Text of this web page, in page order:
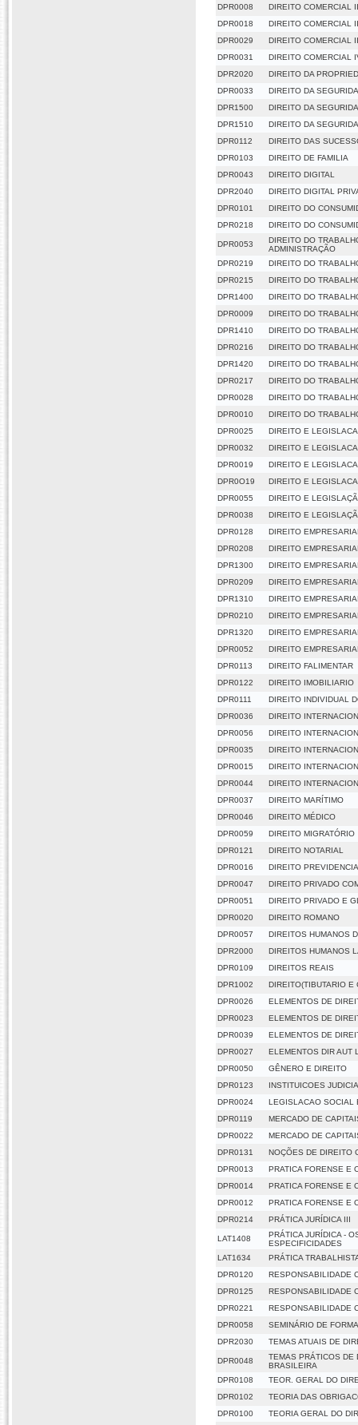
DPR0008
DIREITO COMERCIAL II
DPR0018
DIREITO COMERCIAL
DPR0029
DIREITO COMERCIAL
DPR0031
DIREITO COMERCIAL
DPR2020
DIREITO DA
DPR0033
DIREITO DA
DPR1500
DIREITO DA
DPR1510
DIREITO DA
DPR0112
DIREITO DAS
DPR0103
DIREITO DE FAMILIA
DPR0043
DIREITO DIGITAL
DPR2040
DIREITO DIGITAL
DPR0101
DIREITO DO
DPR0218
DIREITO DO
DPR0053
DIREITO DO
ADMINISTRAÇÃO
DPR0219
DIREITO DO
DPR0215
DIREITO DO
DPR1400
DIREITO DO
DPR0009
DIREITO DO
DPR1410
DIREITO DO
DPR0216
DIREITO DO
DPR1420
DIREITO DO
DPR0217
DIREITO DO
DPR0028
DIREITO DO
DPR0010
DIREITO DO
DPR0025
DIREITO E
DPR0032
DIREITO E
DPR0019
DIREITO E
DPR0O19
DIREITO E
DPR0055
DIREITO E
DPR0038
DIREITO E
DPR0128
DIREITO
DPR0208
DIREITO
DPR1300
DIREITO
DPR0209
DIREITO
DPR1310
DIREITO
DPR0210
DIREITO
DPR1320
DIREITO
DPR0052
DIREITO
DPR0113
DIREITO FALIMENTAR
DPR0122
DIREITO IMOBILIARIO
DPR0111
DIREITO INDIVIDUAL
DPR0036
DIREITO
DPR0056
DIREITO
DPR0035
DIREITO
DPR0015
DIREITO
DPR0044
DIREITO
DPR0037
DIREITO MARÍTIMO
DPR0046
DIREITO MÉDICO
DPR0059
DIREITO MIGRATÓRIO
DPR0121
DIREITO NOTARIAL
DPR0016
DIREITO
DPR0047
DIREITO PRIVADO
DPR0051
DIREITO PRIVADO E
DPR0020
DIREITO ROMANO
DPR0057
DIREITOS HUMANOS
DPR2000
DIREITOS HUMANOS
DPR0109
DIREITOS REAIS
DPR1002
DIREITO(TIBUTARIO E
DPR0026
ELEMENTOS DE
DPR0023
ELEMENTOS DE
DPR0039
ELEMENTOS DE
DPR0027
ELEMENTOS DIR AUT
DPR0050
GÊNERO E DIREITO
DPR0123
INSTITUICOES
DPR0024
LEGISLACAO SOCIAL
DPR0119
MERCADO DE
DPR0022
MERCADO DE
DPR0131
NOÇÕES DE DIREITO
DPR0013
PRATICA FORENSE E
DPR0014
PRATICA FORENSE E
DPR0012
PRATICA FORENSE E
DPR0214
PRÁTICA JURÍDICA III
LAT1408
PRÁTICA JURÍDICA -
ESPECIFICIDADES
LAT1634
PRÁTICA
DPR0120
RESPONSABILIDADE
DPR0125
RESPONSABILIDADE
DPR0221
RESPONSABILIDADE
DPR0058
SEMINÁRIO DE
DPR2030
TEMAS ATUAIS DE
DPR0048
TEMAS PRÁTICOS DE
BRASILEIRA
DPR0108
TEOR. GERAL DO
DPR0102
TEORIA DAS
DPR0100
TEORIA GERAL DO